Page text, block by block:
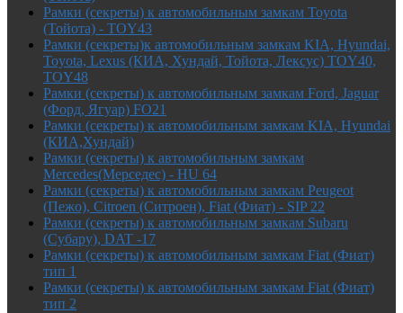
Рамки (секреты) к автомобильным замкам Toyota
(Тойота) - TOY43
Рамки (секреты)к автомобильным замкам KIA, Hyundai,
Toyota, Lexus (КИА, Хундай, Тойота, Лексус) TOY40,
TOY48
Рамки (секреты) к автомобильным замкам Ford, Jaguar
(Форд, Ягуар) FO21
Рамки (секреты) к автомобильным замкам KIA, Hyundai
(КИА,Хундай)
Рамки (секреты) к автомобильным замкам
Mercedes(Мерседес) - HU 64
Рамки (секреты) к автомобильным замкам Peugeot
(Пежо), Citroen (Ситроен), Fiat (Фиат) - SIP 22
Рамки (секреты) к автомобильным замкам Subaru
(Субару), DAT -17
Рамки (секреты) к автомобильным замкам Fiat (Фиат)
тип 1
Рамки (секреты) к автомобильным замкам Fiat (Фиат)
тип 2